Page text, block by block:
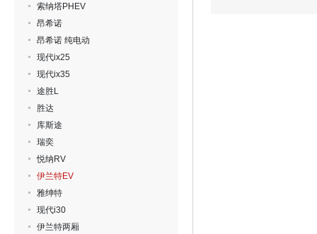
索纳塔PHEV
昂希诺
昂希诺 纯电动
现代ix25
现代ix35
途胜L
胜达
库斯途
瑞奕
悦纳RV
伊兰特EV
雅绅特
现代i30
伊兰特两厢